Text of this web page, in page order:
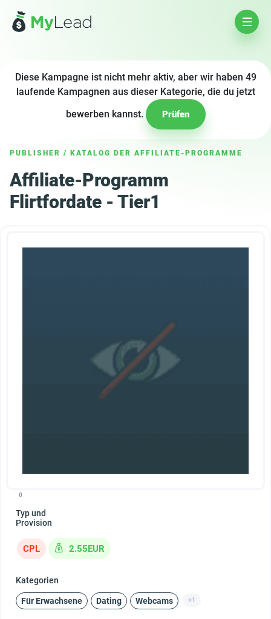
Diese Kampagne ist nicht mehr aktiv, aber wir haben 49
laufende Kampagnen aus dieser Kategorie, die du jetzt
bewerben kannst.
Prüfen
PUBLISHER / KATALOG DER AFFILIATE-PROGRAMME
Affiliate-Programm
Flirtfordate - Tier1
0
Typ und
Provision
CPL 2.55EUR
Kategorien
Für Erwachsene Dating Webcams +1